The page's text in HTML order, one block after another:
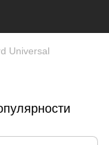
Universal